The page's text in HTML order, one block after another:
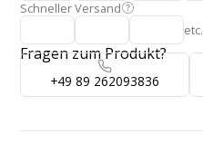
Schneller Versand
etc.
Fragen zum Produkt?
+49 89 262093836